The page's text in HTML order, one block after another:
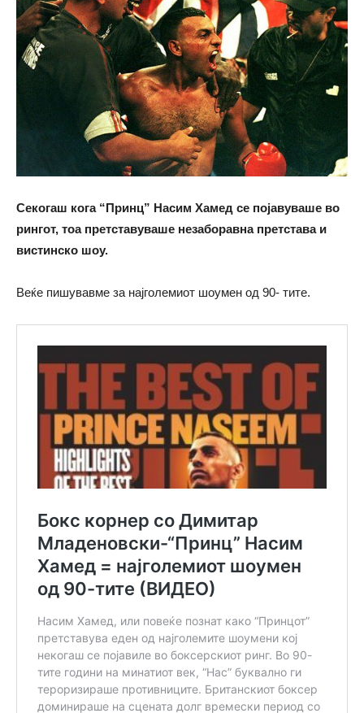
Секогаш кога “Принц” Насим Хамед се појавуваше во
рингот, тоа претставуваше незаборавна претстава и
вистинско шоу.
Веќе пишувавме за најголемиот шоумен од 90- тите.